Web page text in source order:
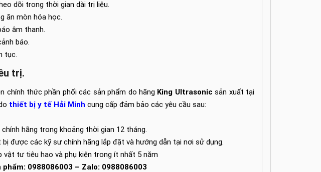
dõi trong thời gian dài trị liệu.
ăn mòn hóa học.
âm thanh.
báo.
tục.
trị.
chính thức phần phối các sản phẩm do hãng King Ultrasonic sản xuất tại
thiết bị y tế Hải Minh cung cấp đảm bảo các yêu cầu sau:
hãng trong khoảng thời gian 12 tháng.
được các kỹ sư chính hãng lắp đặt và hướng dẫn tại nơi sử dụng.
vật tư tiêu hao và phụ kiện trong ít nhất 5 năm
0988086003 – Zalo: 0988086003